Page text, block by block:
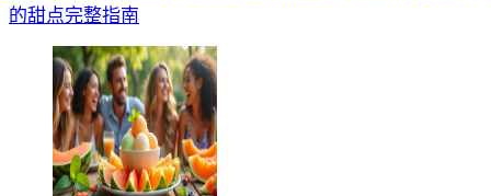
的甜点完整指南